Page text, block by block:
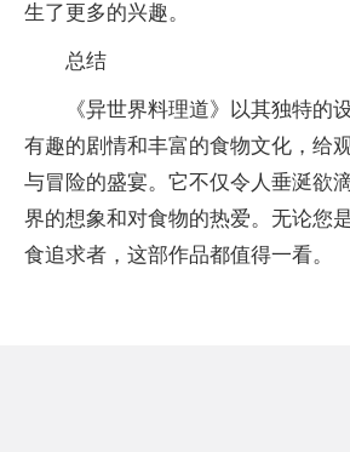
生了更多的兴趣。
总结
《异世界料理道》以其独特的
有趣的剧情和丰富的食物文化，给
与冒险的盛宴。它不仅令人垂涎欲
界的想象和对食物的热爱。无论您
食追求者，这部作品都值得一看。